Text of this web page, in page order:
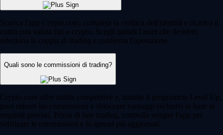
Scarica l'app Crypto.com, completa la verifica dell'identità e ricarica il
conto con valuta fiat o crypto. Scegli quindi l'asset che desideri,
seleziona la coppia di trading e conferma l'operazione.
Quali sono le commissioni di trading?
Crypto.com offre tariffe competitive e, tramite il programma Level Up,
puoi ridurre las commissioni e sbloccare vantaggi esclusivi in base ai
requisiti previsti. Prima di fare trading, controlla sempre l'app per
verificare le commissioni e lo spread più aggiornati.